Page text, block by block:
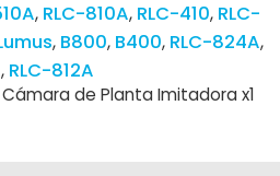
RLC-810A RLC-410 RLC-
B800 B400 RLC-824A
RLC-812A
de Planta Imitadora x1